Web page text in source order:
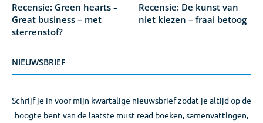
Recensie: Green hearts –
Great business – met
sterrenstof?
Recensie: De kunst van
niet kiezen – fraai betoog
NIEUWSBRIEF
Schrijf je in voor mijn kwartalige nieuwsbrief zodat je altijd op de
hoogte bent van de laatste must read boeken, samenvattingen,